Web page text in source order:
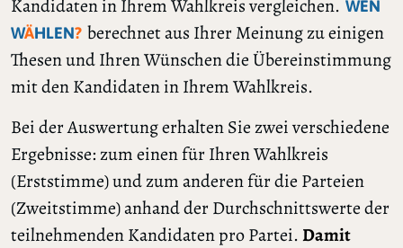
Kandidaten in Ihrem Wahlkreis vergleichen. WEN
WÄHLEN? berechnet aus Ihrer Meinung zu einigen
Thesen und Ihren Wünschen die Übereinstimmung
mit den Kandidaten in Ihrem Wahlkreis.
Bei der Auswertung erhalten Sie zwei verschiedene
Ergebnisse: zum einen für Ihren Wahlkreis
(Erststimme) und zum anderen für die Parteien
(Zweitstimme) anhand der Durchschnittswerte der
teilnehmenden Kandidaten pro Partei.Damit